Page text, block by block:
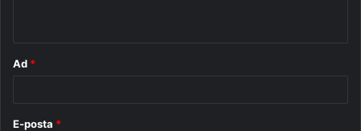
Ad *
E-posta *